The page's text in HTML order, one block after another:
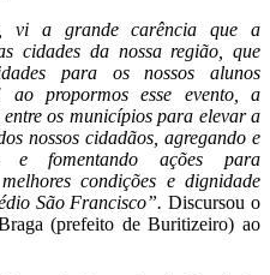
vi a grande carência que a
cidades da nossa região, que
para os nossos alunos
propormos esse evento, a
os municípios para elevar a
nossos cidadãos, agregando e
e fomentando ações para
condições e dignidade
São Francisco”. Discursou o
(prefeito de Buritizeiro) ao